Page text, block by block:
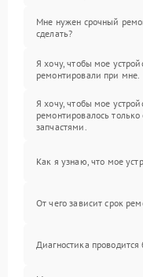
Мне нужен срочный
сделать?
Я хочу, чтобы мое
ремонтировали при мне.
Я хочу, чтобы мое
ремонтировалось
запчастями.
Как я узнаю, что мое
От чего зависит срок
Диагностика проводится